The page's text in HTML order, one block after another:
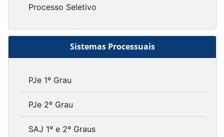
Processo Seletivo
Sistemas Processuais
PJe 1º Grau
PJe 2º Grau
SAJ 1º e 2º Graus